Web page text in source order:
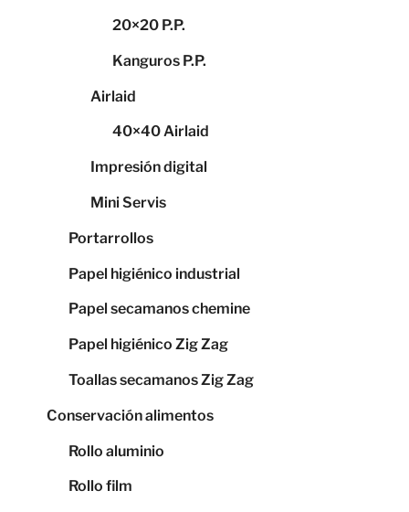
20×20 P.P.
Kanguros P.P.
Airlaid
40×40 Airlaid
Impresión digital
Mini Servis
Portarrollos
Papel higiénico industrial
Papel secamanos chemine
Papel higiénico Zig Zag
Toallas secamanos Zig Zag
Conservación alimentos
Rollo aluminio
Rollo film